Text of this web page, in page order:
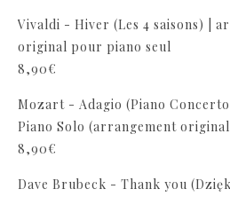
Vivaldi - Hiver (Les 4 saisons) |
original pour piano seul
8,90€
Mozart - Adagio (Piano Concerto
Piano Solo (arrangement
8,90€
Dave Brubeck - Thank you